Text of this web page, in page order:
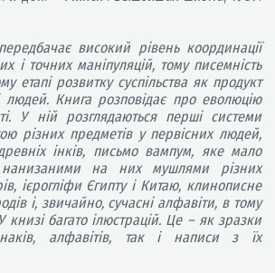
високий рівень координації
і точних маніпуляцій, тому писемність
етапі розвитку суспільства як продукт
людей. Книга розповідає про еволюцію
У ній розглядаються перші системи
різних предметів у первісних людей,
інків, письмо вампум, яке мало
на них мушлями різних
ієрогліфи Єгипту і Китаю, клинописне
і, звичайно, сучасні алфавіти, в тому
книзі багато ілюстрацій. Це – як зразки
алфавітів, так і написи з їх